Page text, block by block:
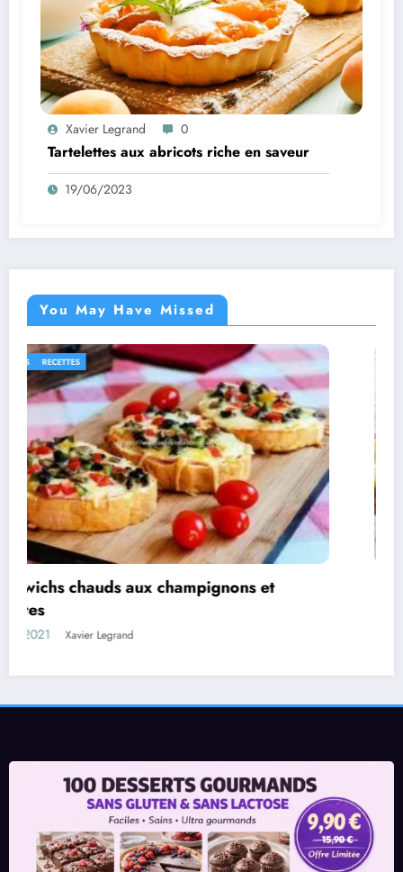
Xavier Legrand 0
Tartelettes aux abricots riche en saveur
19/06/2023
You May Have Missed
PLATS RECETTES
Aubergines farcies au poulet à la béchamel
05/08/2021